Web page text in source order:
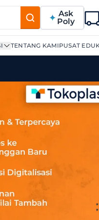
Ask
Poly
TENTANG KAMIPUSAT